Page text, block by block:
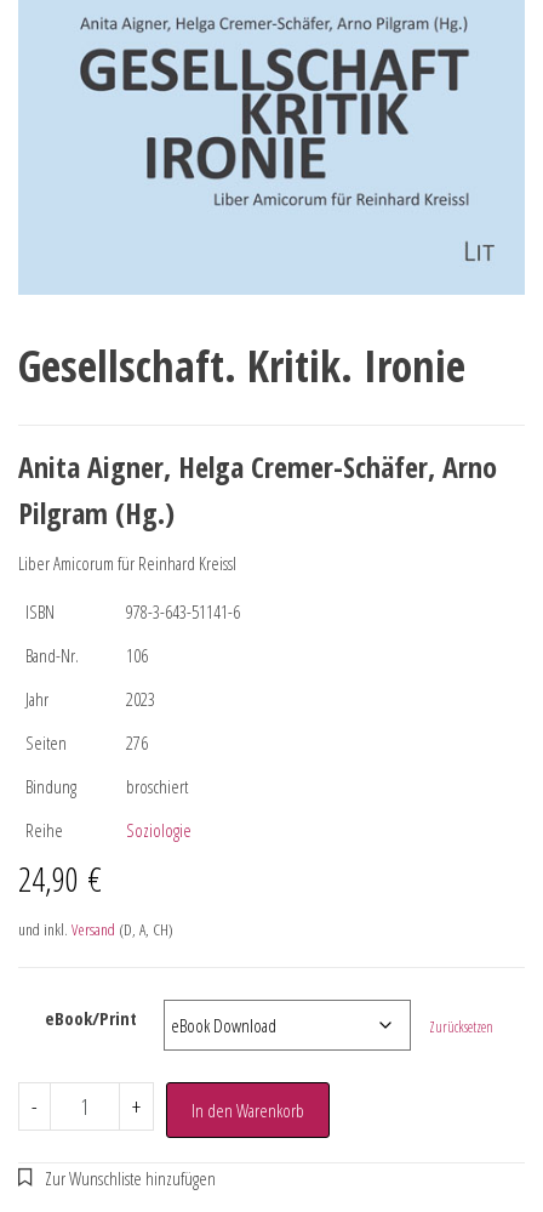
Gesellschaft. Kritik. Ironie
Anita Aigner, Helga Cremer-Schäfer, Arno
Pilgram (Hg.)
Liber Amicorum für Reinhard Kreissl
ISBN
978-3-643-51141-6
Band-Nr.
106
Jahr
2023
Seiten
276
Bindung
broschiert
Reihe
Soziologie
24,90 €
und inkl. Versand (D, A, CH)
eBook/Print Zurücksetzen
- + In den Warenkorb